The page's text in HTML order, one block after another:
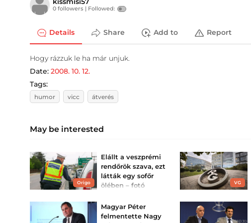
0 followers | Followed:
Details Share Add to Report
Hogy rázzuk le ha már unjuk.
Date: 2008. 10. 12.
Tags:
humor vicc átverés
May be interested
Origo
Elállt a veszprémi
rendőrök szava, ezt
látták egy sofőr
ölében – fotó
veszélyes.
VG
Magyar Péter
felmentette Nagy